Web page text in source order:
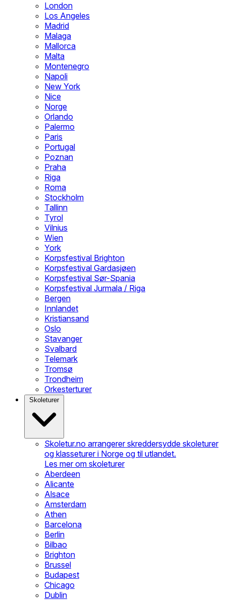
London
Los Angeles
Madrid
Malaga
Mallorca
Malta
Montenegro
Napoli
New York
Nice
Norge
Orlando
Palermo
Paris
Portugal
Poznan
Praha
Riga
Roma
Stockholm
Tallinn
Tyrol
Vilnius
Wien
York
Korpsfestival Brighton
Korpsfestival Gardasjøen
Korpsfestival Sør-Spania
Korpsfestival Jurmala / Riga
Bergen
Innlandet
Kristiansand
Oslo
Stavanger
Svalbard
Telemark
Tromsø
Trondheim
Orkesterturer
Skoleturer
Skoletur.no arrangerer skreddersydde skoleturer
og klasseturer i Norge og til utlandet.
Les mer om skoleturer
Aberdeen
Alicante
Alsace
Amsterdam
Athen
Barcelona
Berlin
Bilbao
Brighton
Brussel
Budapest
Chicago
Dublin